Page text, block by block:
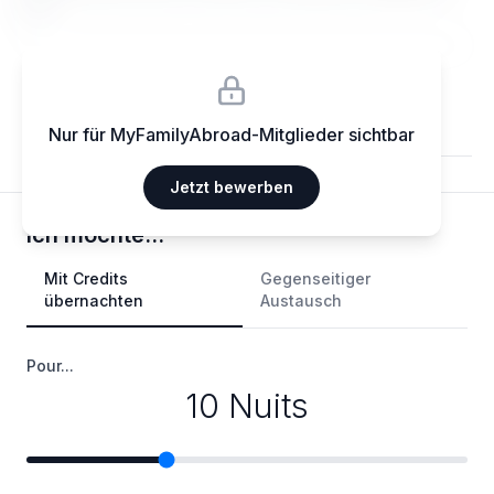
Nur für MyFamilyAbroad-Mitglieder sichtbar
Jetzt bewerben
Ich möchte...
Mit Credits
übernachten
Gegenseitiger
Austausch
Pour...
10 Nuits